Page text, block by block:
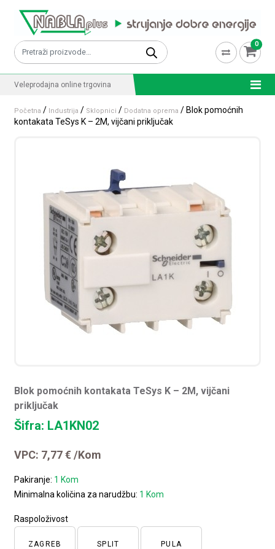
Pretraži: 0
Veleprodajna online trgovina
Početna / Industrija / Sklopnici / Dodatna oprema / Blok pomoćnih
kontakata TeSys K – 2M, vijčani priključak
Blok pomoćnih kontakata TeSys K – 2M, vijčani
priključak
Šifra: LA1KN02
VPC: 7,77€ /Kom
Pakiranje: 1 Kom
Minimalna količina za narudžbu: 1 Kom
Raspoloživost
ZAGREB SPLIT PULA